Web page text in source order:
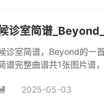
诊室简谱
诊室简谱，Beyond的一
谱完整曲谱共1张图片谱
 2025-05-03